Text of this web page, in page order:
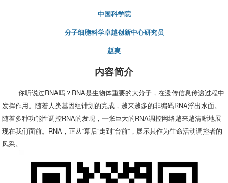
中国科学院
分子细胞科学卓越创新中心研究员
赵爽
内容简介
你听说过RNA吗？ RNA是生物体重要的大分子，在遗传信息传递过程中
发挥作用。随着人类基因组计划的完成，越来越多的非编码RNA浮出水面。
随着多种功能性调控RNA的发现，一张巨大的RNA调控网络越来越清晰地展
现在我们面前。RNA，正从“幕后”走到“台前”，展示其作为生命活动调控者的
风采。